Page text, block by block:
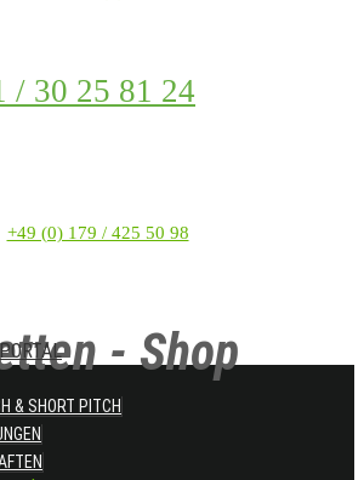
/ 30 25 81 24
+49 (0) 179 / 425 50 98
- Shop
& SHORT PITCH